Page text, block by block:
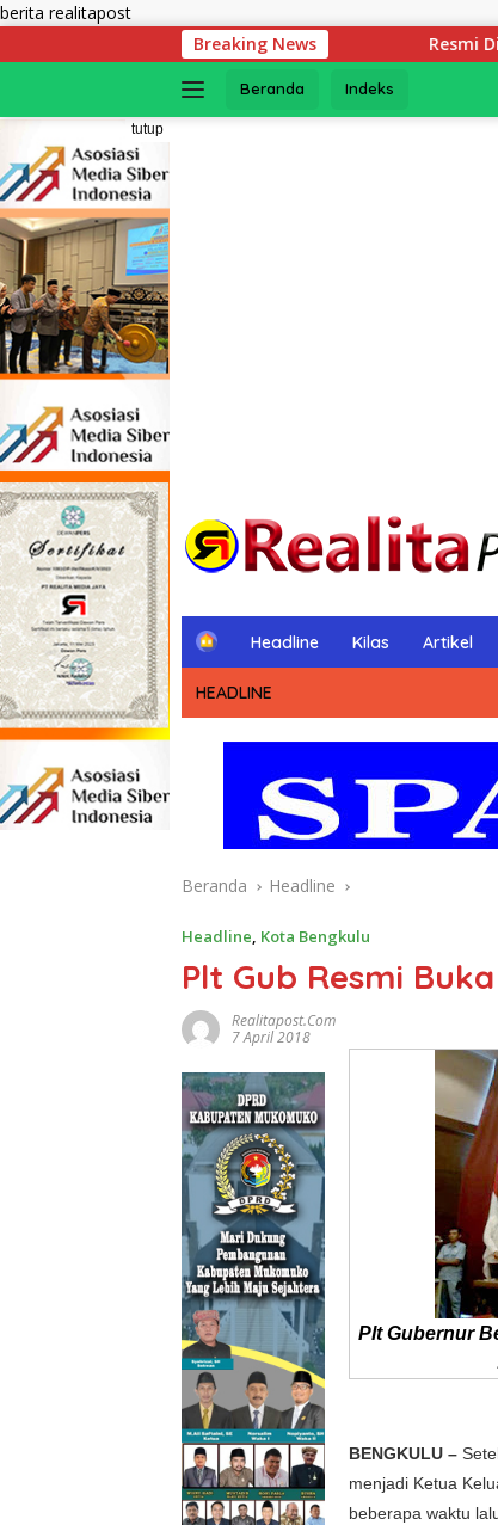
berita realitapostLangsung
konten
Breaking News
Resmi Diluncurkan! Ini Syarat
Beranda Indeks
tutup
H
m
e
Headline Kilas Artikel
HEADLINE
Beranda Headline
Headline, Kota Bengkulu
Plt Gub Resmi
Realitapost.com
7 April 2018
Plt Gubernur
BENGKULU –
menjadi Ketua
beberapa waktu